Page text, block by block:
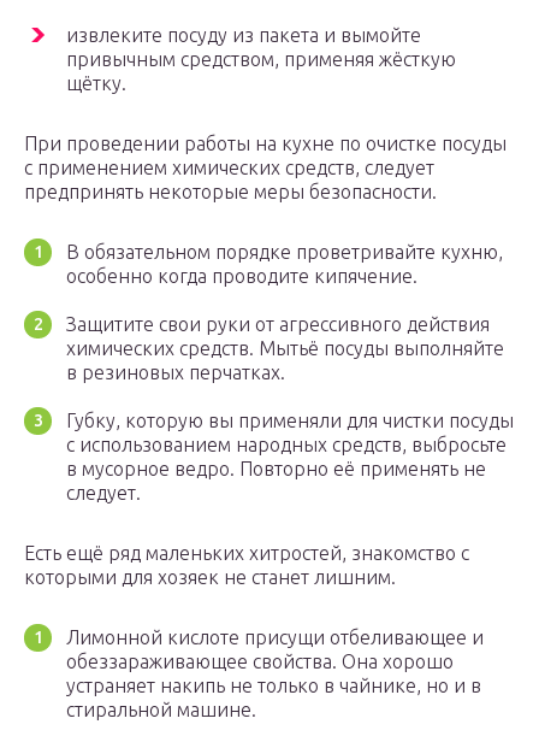
извлеките посуду из пакета и вымойте
привычным средством, применяя жёсткую
щётку.
При проведении работы на кухне по очистке посуды
с применением химических средств, следует
предпринять некоторые меры безопасности.
В обязательном порядке проветривайте кухню,
особенно когда проводите кипячение.
Защитите свои руки от агрессивного действия
химических средств. Мытьё посуды выполняйте
в резиновых перчатках.
Губку, которую вы применяли для чистки посуды
с использованием народных средств, выбросьте
в мусорное ведро. Повторно её применять не
следует.
Есть ещё ряд маленьких хитростей, знакомство с
которыми для хозяек не станет лишним.
Лимонной кислоте присущи отбеливающее и
обеззараживающее свойства. Она хорошо
устраняет накипь не только в чайнике, но и в
стиральной машине.